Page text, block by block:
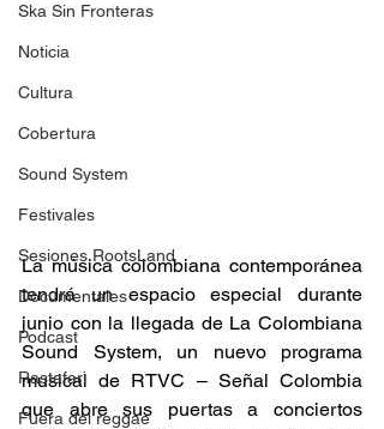
Ska Sin Fronteras
Noticia
Cultura
Cobertura
Sound System
Festivales
Sesiones RootsLand
Documentales
Podcast
Rastafari
Fuera del reggae
La música colombiana contemporánea
tendrá un espacio especial durante
junio con la llegada de La Colombiana
Sound System, un nuevo programa
musical de RTVC – Señal Colombia
que abre sus puertas a conciertos